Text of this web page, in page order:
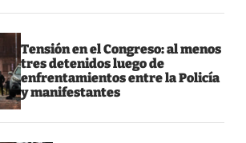
Tensión en el Congreso: al menos
tres detenidos luego de
enfrentamientos entre la Policía
y manifestantes